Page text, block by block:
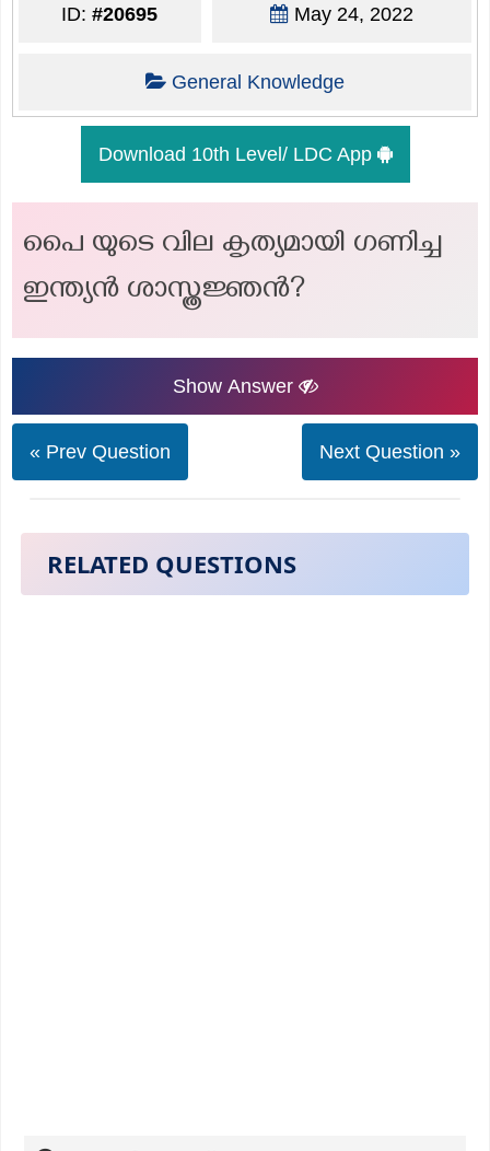
ID:#20695 May 24, 2022
General Knowledge
Download 10th Level/ LDC App
പൈ യുടെ വില കൃത്യമായി ഗണിച്ച
ഇന്ത്യന്‍ ശാസ്ത്രജ്ഞൻ?
Show Answer
« Prev Question Next Question »
RELATED QUESTIONS